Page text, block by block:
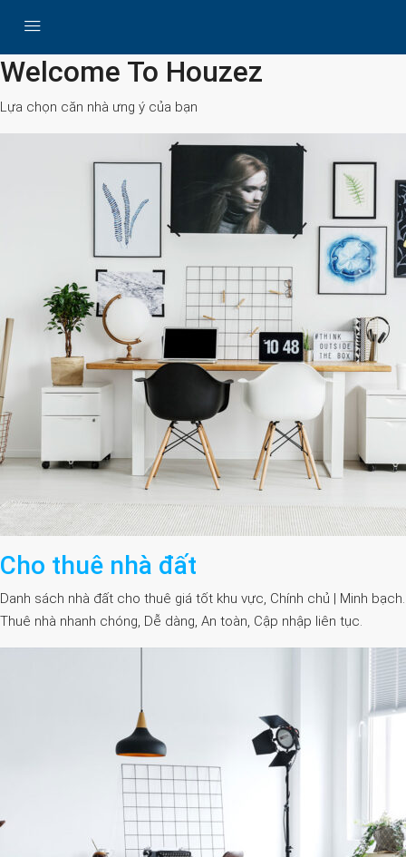
Search
Welcome To Houzez
Lựa chọn căn nhà ưng ý của bạn
Cho thuê nhà đất
Danh sách nhà đất cho thuê giá tốt khu vực, Chính chủ | Minh bạch.
Thuê nhà nhanh chóng, Dễ dàng, An toàn, Cập nhập liên tục.